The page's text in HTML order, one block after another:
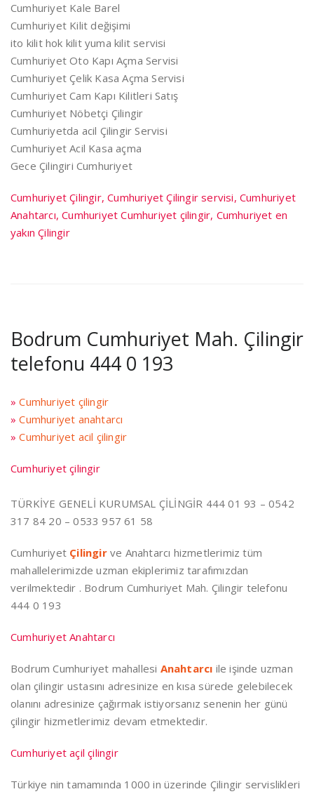
Cumhuriyet Kale Barel
Cumhuriyet Kilit değişimi
ito kilit hok kilit yuma kilit servisi
Cumhuriyet Oto Kapı Açma Servisi
Cumhuriyet Çelik Kasa Açma Servisi
Cumhuriyet Cam Kapı Kilitleri Satış
Cumhuriyet Nöbetçi Çilingir
Cumhuriyetda acil Çilingir Servisi
Cumhuriyet Acil Kasa açma
Gece Çilingiri Cumhuriyet
Cumhuriyet Çilingir, Cumhuriyet Çilingir servisi, Cumhuriyet
Anahtarcı, Cumhuriyet Cumhuriyet çilingir, Cumhuriyet en
yakın Çilingir
Bodrum Cumhuriyet Mah. Çilingir
telefonu 444 0 193
» Cumhuriyet çilingir
» Cumhuriyet anahtarcı
» Cumhuriyet acil çilingir
Cumhuriyet çilingir
TÜRKİYE GENELİ KURUMSAL ÇİLİNGİR 444 01 93 – 0542
317 84 20 – 0533 957 61 58
Cumhuriyet Çilingirve Anahtarcı hizmetlerimiz tüm
mahallelerimizde uzman ekiplerimiz tarafımızdan
verilmektedir . Bodrum Cumhuriyet Mah. Çilingir telefonu
444 0 193
Cumhuriyet Anahtarcı
Bodrum Cumhuriyet mahallesi Anahtarcı ile işinde uzman
olan çilingir ustasını adresinize en kısa sürede gelebilecek
olanını adresinize çağırmak istiyorsanız senenin her günü
çilingir hizmetlerimiz devam etmektedir.
Cumhuriyet açil çilingir
Türkiye nin tamamında 1000 in üzerinde Çilingir servislikleri